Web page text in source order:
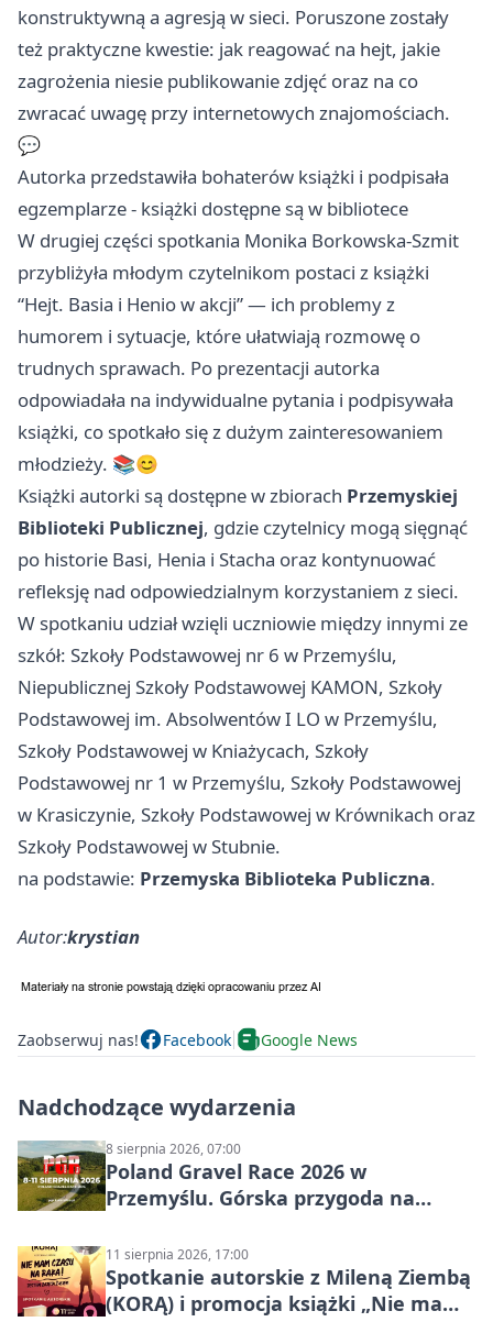
konstruktywną a agresją w sieci. Poruszone zostały
też praktyczne kwestie: jak reagować na hejt, jakie
zagrożenia niesie publikowanie zdjęć oraz na co
zwracać uwagę przy internetowych znajomościach.
💬
Autorka przedstawiła bohaterów książki i podpisała
egzemplarze - książki dostępne są w bibliotece
W drugiej części spotkania Monika Borkowska-Szmit
przybliżyła młodym czytelnikom postaci z książki
“Hejt. Basia i Henio w akcji” — ich problemy z
humorem i sytuacje, które ułatwiają rozmowę o
trudnych sprawach. Po prezentacji autorka
odpowiadała na indywidualne pytania i podpisywała
książki, co spotkało się z dużym zainteresowaniem
młodzieży. 📚😊
Książki autorki są dostępne w zbiorach Przemyskiej
Biblioteki Publicznej, gdzie czytelnicy mogą sięgnąć
po historie Basi, Henia i Stacha oraz kontynuować
refleksję nad odpowiedzialnym korzystaniem z sieci.
W spotkaniu udział wzięli uczniowie między innymi ze
szkół: Szkoły Podstawowej nr 6 w Przemyślu,
Niepublicznej Szkoły Podstawowej KAMON, Szkoły
Podstawowej im. Absolwentów I LO w Przemyślu,
Szkoły Podstawowej w Kniażycach, Szkoły
Podstawowej nr 1 w Przemyślu, Szkoły Podstawowej
w Krasiczynie, Szkoły Podstawowej w Krównikach oraz
Szkoły Podstawowej w Stubnie.
na podstawie: Przemyska Biblioteka Publiczna.
Autor:krystian
Zaobserwuj nas! Facebook Google News
Nadchodzące wydarzenia
8 sierpnia 2026, 07:00
Poland Gravel Race 2026 w
Przemyślu. Górska przygoda na
11 sierpnia 2026, 17:00
Spotkanie autorskie z Mileną Ziembą
(KORĄ) i promocja książki „Nie mam